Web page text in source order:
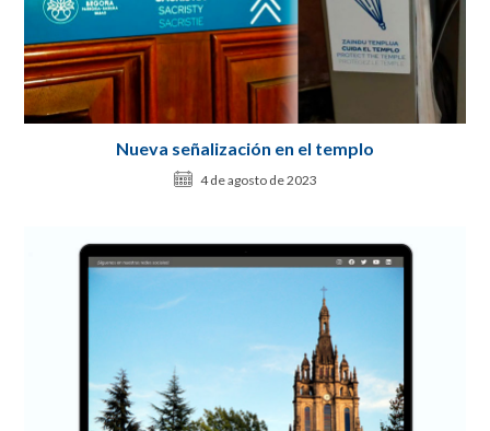
Nueva señalización en el templo
4 de agosto de 2023